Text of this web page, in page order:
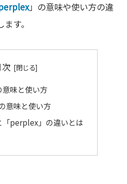
」の意味や使い方の違
す。
次
意味と使い方
意味と使い方
「perplex」の違いとは